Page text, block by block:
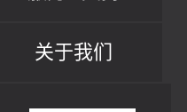
关于我们